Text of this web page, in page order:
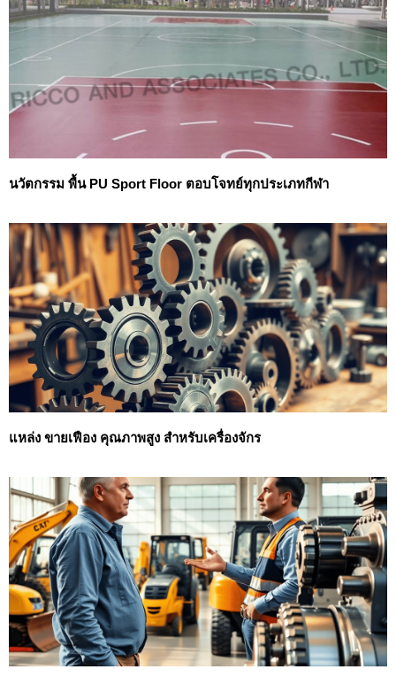
นวัตกรรม พื้น PU Sport Floor ตอบโจทย์ทุกประเภทกีฬา
แหล่ง ขายเฟือง คุณภาพสูง สำหรับเครื่องจักร